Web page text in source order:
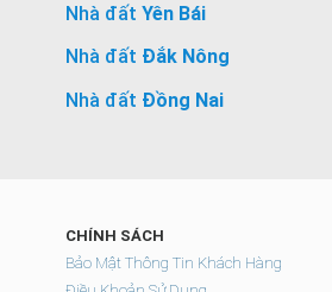
Nhà đất Yên Bái
Nhà đất Đắk Nông
Nhà đất Đồng Nai
CHÍNH SÁCH
Bảo Mật Thông Tin Khách Hàng